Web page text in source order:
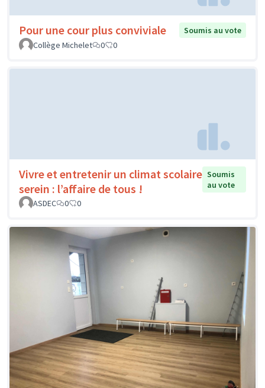
Pour une cour plus conviviale
Soumis au vote
Collège Michelet
0 0
Vivre et entretenir un climat scolaire
serein : l’affaire de tous !
Soumis
au vote
ASDEC
0 0